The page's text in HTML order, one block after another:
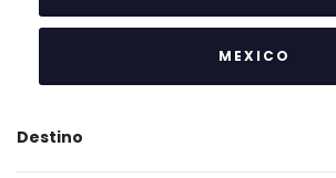
MEXICO
Destino